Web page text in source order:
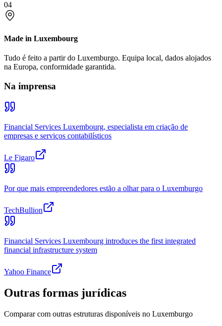
04
Made in Luxembourg
Tudo é feito a partir do Luxemburgo. Equipa local, dados alojados
na Europa, conformidade garantida.
Na imprensa
Financial Services Luxembourg, especialista em criação de
empresas e serviços contabilísticos
Le Figaro
Por que mais empreendedores estão a olhar para o Luxemburgo
TechBullion
Financial Services Luxembourg introduces the first integrated
financial infrastructure system
Yahoo Finance
Outras formas jurídicas
Comparar com outras estruturas disponíveis no Luxemburgo